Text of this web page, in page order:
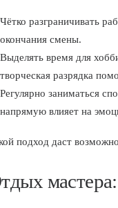
Чётко разграничивать
окончания смены.
Выделять время для
творческая разрядка
Регулярно заниматься
напрямую влияет на
подход даст